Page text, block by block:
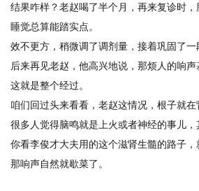
结果咋样？老赵喝了半个月，再来复诊时
睡觉总算能踏实点。
效不更方，稍微调了调剂量，接着巩固了一
后来再见老赵，他高兴地说，那烦人的响
这就是整个经过。
咱们回过头来看看，老赵这情况，根子就
很多人觉得脑鸣就是上火或者神经的事儿
你看李俊才大夫用的这个滋肾生髓的路子
那响声自然就歇菜了。